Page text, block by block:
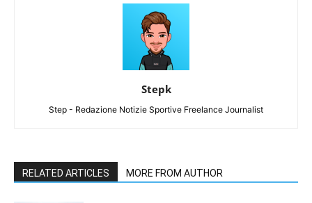
Stepk
Step - Redazione Notizie Sportive Freelance Journalist
RELATED ARTICLES MORE FROM AUTHOR